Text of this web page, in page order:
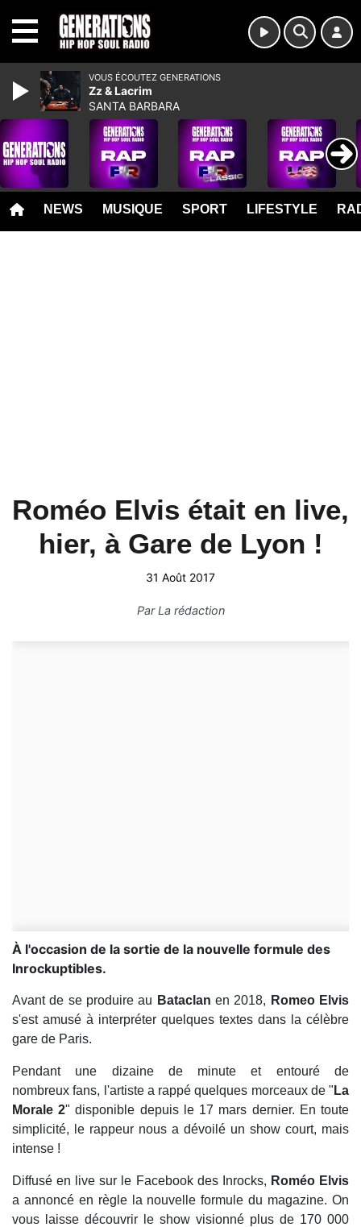
NEWS MUSIQUE SPORT LIFESTYLE
Roméo Elvis était en live,
hier, à Gare de Lyon !
31 Août 2017
ParLa rédaction
À l'occasion de la sortie de la nouvelle formule des
Inrockuptibles.
Avant de se produire au Bataclanen 2018, Romeo Elvis
s'est amusé à interpréter quelques textes dans la célèbre
gare de Paris.
Pendant une dizaine de minute et entouré de
nombreux fans, l'artiste a rappé quelques morceaux de " La
Morale 2" disponible depuis le 17 mars dernier. En toute
simplicité, le rappeur nous a dévoilé un show court, mais
intense !
Diffusé en live sur le Facebook des Inrocks, Roméo Elvis
a annoncé en règle la nouvelle formule du magazine. On
vous laisse découvrir le show visionné plus de 170 000
VOUS ÉCOUTEZ GENERATIONS
Zz & Lacrim
SANTA BARBARA